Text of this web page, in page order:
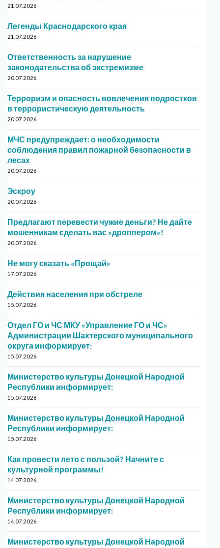
21.07.2026
Легенды Краснодарского края
21.07.2026
Ответственность за нарушение
законодательства об экстремизме
20.07.2026
Терроризм и опасность вовлечения подростков
в террористическую деятельность
20.07.2026
МЧС предупреждает: о необходимости
соблюдения правил пожарной безопасности в
лесах
20.07.2026
Эскроу
20.07.2026
Предлагают перевести чужие деньги? Не дайте
мошенникам сделать вас «дроппером»!
20.07.2026
Не могу сказать «Прощай»
17.07.2026
Действия населения при обстреле
15.07.2026
Отдел ГО и ЧС МКУ «Управление ГО и ЧС»
Администрации Шахтерского муниципального
округа информирует:
15.07.2026
Министерство культуры Донецкой Народной
Республики информирует:
15.07.2026
Министерство культуры Донецкой Народной
Республики информирует:
15.07.2026
Как провести лето с пользой? Начните с
культурной программы!
14.07.2026
Министерство культуры Донецкой Народной
Республики информирует:
14.07.2026
Министерство культуры Донецкой Народной